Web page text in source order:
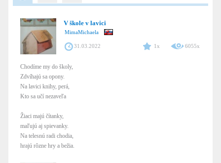
V škole v lavici
MimaMichaela
31.03.2022 1x 6055x
Chodíme my do školy,
Zdvíhajú sa opony.
Na lavici knihy, perá,
Kto sa učí nezaveľa
Žiaci majú čítanky,
maľujú aj spievanky.
Na telesnú radi chodia,
hrajú rôzne hry a bežia.